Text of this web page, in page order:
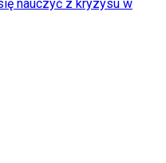
nauczyć z kryzysu w